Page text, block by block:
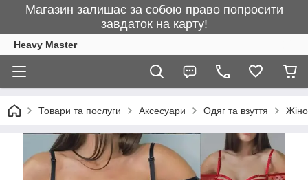
Магазин залишає за собою право попросити
завдаток на карту!
Heavy Master
Товари та послуги Аксесуари Одяг та взуття